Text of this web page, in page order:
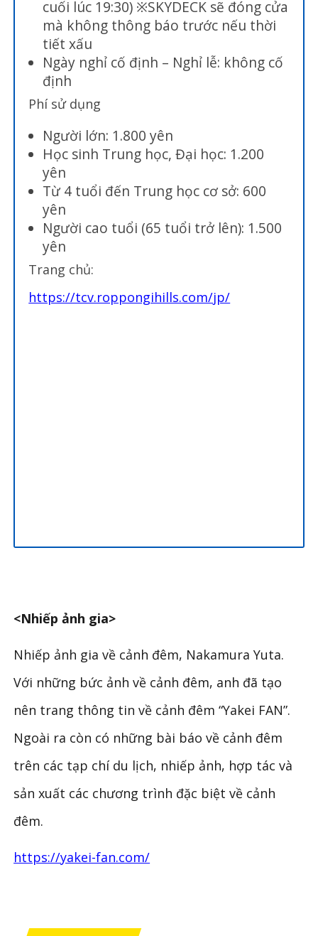
cuối lúc 19:30) ※SKYDECK sẽ đóng cửa
mà không thông báo trước nếu thời
tiết xấu
Ngày nghỉ cố định – Nghỉ lễ: không cố
định
Phí sử dụng
Người lớn: 1.800 yên
Học sinh Trung học, Đại học: 1.200
yên
Từ 4 tuổi đến Trung học cơ sở: 600
yên
Người cao tuổi (65 tuổi trở lên): 1.500
yên
Trang chủ:
https://tcv.roppongihills.com/jp/
<Nhiếp ảnh gia>
Nhiếp ảnh gia về cảnh đêm, Nakamura Yuta.
Với những bức ảnh về cảnh đêm, anh đã tạo
nên trang thông tin về cảnh đêm “Yakei FAN”.
Ngoài ra còn có những bài báo về cảnh đêm
trên các tạp chí du lịch, nhiếp ảnh, hợp tác và
sản xuất các chương trình đặc biệt về cảnh
đêm.
https://yakei-fan.com/